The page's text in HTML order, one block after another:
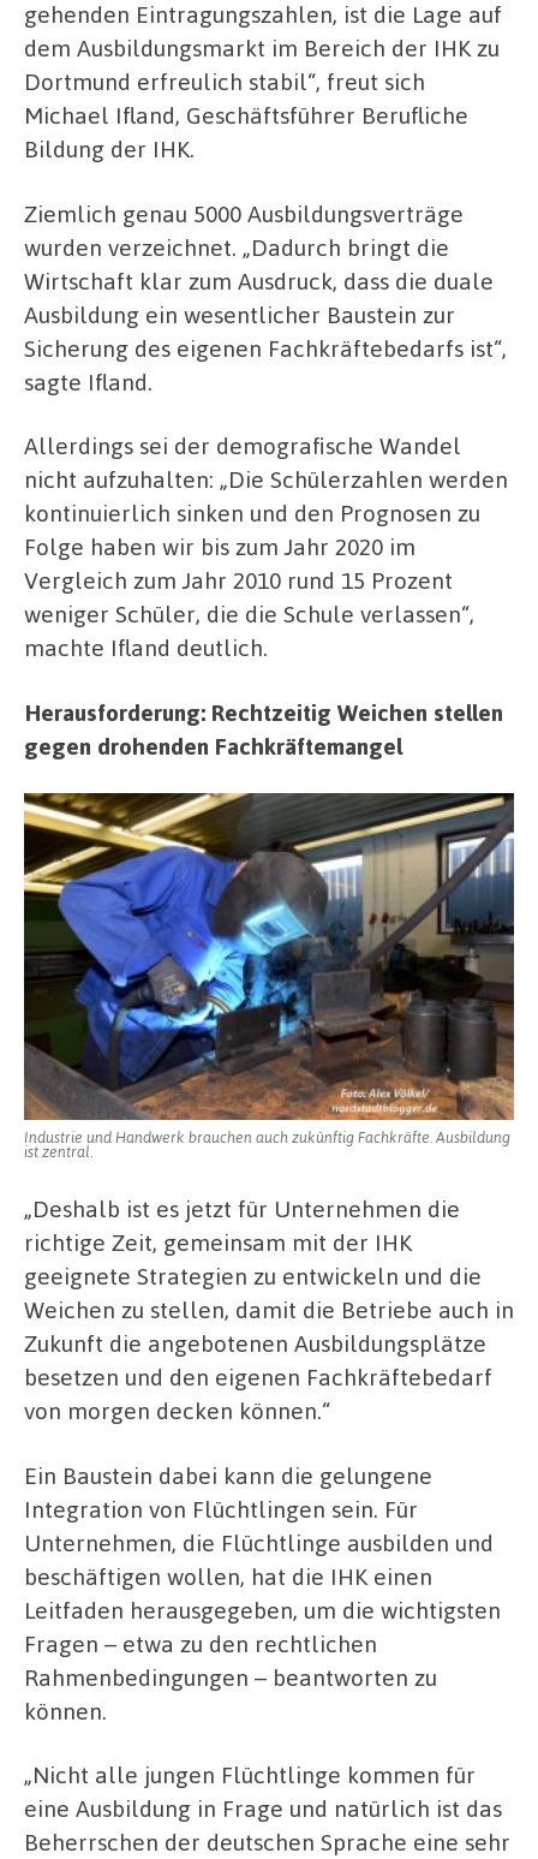
gehenden Eintragungszahlen, ist die Lage auf
dem Ausbildungsmarkt im Bereich der IHK zu
Dortmund erfreulich stabil“, freut sich
Michael Ifland, Geschäftsführer Berufliche
Bildung der IHK.
Ziemlich genau 5000 Ausbildungsverträge
wurden verzeichnet. „Dadurch bringt die
Wirtschaft klar zum Ausdruck, dass die duale
Ausbildung ein wesentlicher Baustein zur
Sicherung des eigenen Fachkräftebedarfs ist“,
sagte Ifland.
Allerdings sei der demografische Wandel
nicht aufzuhalten: „Die Schülerzahlen werden
kontinuierlich sinken und den Prognosen zu
Folge haben wir bis zum Jahr 2020 im
Vergleich zum Jahr 2010 rund 15 Prozent
weniger Schüler, die die Schule verlassen“,
machte Ifland deutlich.
Herausforderung: Rechtzeitig Weichen stellen
gegen drohenden Fachkräftemangel
Industrie und Handwerk brauchen auch zukünftig Fachkräfte. Ausbildung
ist zentral.
„Deshalb ist es jetzt für Unternehmen die
richtige Zeit, gemeinsam mit der IHK
geeignete Strategien zu entwickeln und die
Weichen zu stellen, damit die Betriebe auch in
Zukunft die angebotenen Ausbildungsplätze
besetzen und den eigenen Fachkräftebedarf
von morgen decken können.“
Ein Baustein dabei kann die gelungene
Integration von Flüchtlingen sein. Für
Unternehmen, die Flüchtlinge ausbilden und
beschäftigen wollen, hat die IHK einen
Leitfaden herausgegeben, um die wichtigsten
Fragen – etwa zu den rechtlichen
Rahmenbedingungen – beantworten zu
können.
„Nicht alle jungen Flüchtlinge kommen für
eine Ausbildung in Frage und natürlich ist das
Beherrschen der deutschen Sprache eine sehr